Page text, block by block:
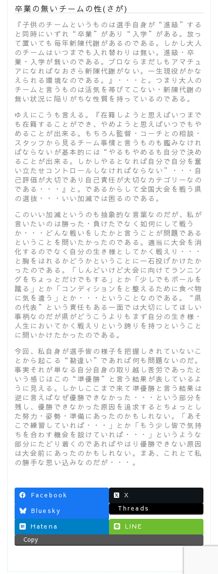
卒業の無いチームの性(さが)
『子供のチームというものは選手自身が“進級”する
と同時にいずれ“卒業”があり“入学”がある。放っ
て置いても毎年新陳代謝があるのである。しかし大人
のチームはいつまでも入れ替わりは無い。進級・卒
業・入学が無いのである。プロならまだしもアマチュ
アになればなおさら新陳代謝がない。一生現役がかな
えられる環境なのである。』・・・と。つまり大人の
チームと言うものは活気を帯びてこない・新陳代謝の
無い状況に陥りがちな性質を持っているのである。
ゆえにこうも言える。『在籍しようと思えばいつまで
も在籍することができ、やめようと思えばいつでもや
めることが出来る。もちろん監督・コーチとの相談・
スタッフから見るチーム事情と言うものも鑑みなけれ
ばならないが基本的には“やるもやめるも自分で決め
ることが出来る。しかしやるとなれば自分で自分を奮
い立たせコントロールしなければならない”・・・自
己評価が大切であり自己責任が大切なカテゴリーなの
である・・・』と。であるからして全国大会を戦う県
の選抜・・・いい加減では困るのである。
このいい加減というのも抽象的な言葉なのだが、私が
言いたいのは勝った・負けたでなく如何にして戦う
か・・・どんな戦いをしたかと言うことが問題である
ということを問いたかったのである。適当に大会を消
化するのでなく自分の生き様としてかく戦えり・・・
と胸をはれるかどうかということに一石投げかけたか
ったのである。「しんどいけど大会に向けてランニン
グをちょっとだけでもする」とか「少しでもボールを
蹴る」とか「コンディションをと整えるために食べ物
に気を遣う」とか・・・ということなのである。“県
の代表”という責任もある一面では大切にしてほしい
事柄なのだが県がどうこうよりもまず自分の生き様・
人生においてかく戦えりという誇りを持つということ
に問いかけたかったのである。
今回、私自身が選手皆の様子を把握しきれていないこ
とから起こる“勘違い”であれば何も問題ないのだ。
事実それが単なる自分自身の取り越し苦労であったと
いう感じはこの“準優勝”と言う結果が表しているよ
うに見える。しかしここまで来て準優勝と言う結果は
逆に言えばなぜ優勝できなかった・・・という部分を
残し、優勝できなかった原因を追求するとちょっとし
た努力・姿勢・準備にあったのかもしれない。「あそ
こで練習していれば・・・」とか「もう少し皆で気持
ちを合わす機会を設けていれば・・・」というような
部分にたどり着くのであればやはり優勝できない原因
は大会前にあったのかもしれない。まあ、これとて私
の勝手な思い込みなのだが・・・。
Facebook
X
Bluesky
Threads
Hatena
LINE
Copy